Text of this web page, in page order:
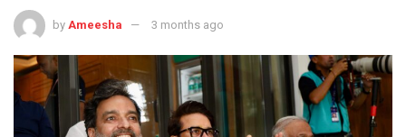
by Ameesha 3 months ago